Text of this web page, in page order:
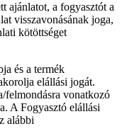
ajánlatot, a fogyasztót a
visszavonásának joga,
kötöttséget
és a termék
elállási jogát.
felmondásra vonatkozó
A Fogyasztó elállási
alábbi